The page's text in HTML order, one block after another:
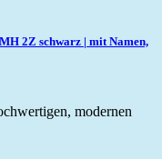
2Z schwarz | mit Namen,
modernen